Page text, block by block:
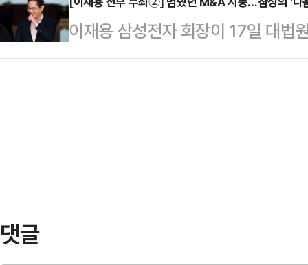
만큼은 '이건 아니다'라는 생각을
로 "교육부 장관으로 나오시는 분
논문, 아무리 이공계…
냈던 김용태 의원은 17일 페이스북
국민의힘 입당은 안 된다"며 이같
서 열린 '자유공화 리셋코리아를 위
이재용 삼성전자 회장이 17일 대법
성물산 합병 관련 혐의로 2020년
댓글